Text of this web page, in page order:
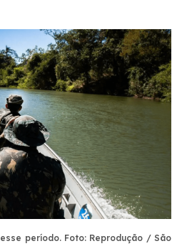
período. Foto: Reprodução / São